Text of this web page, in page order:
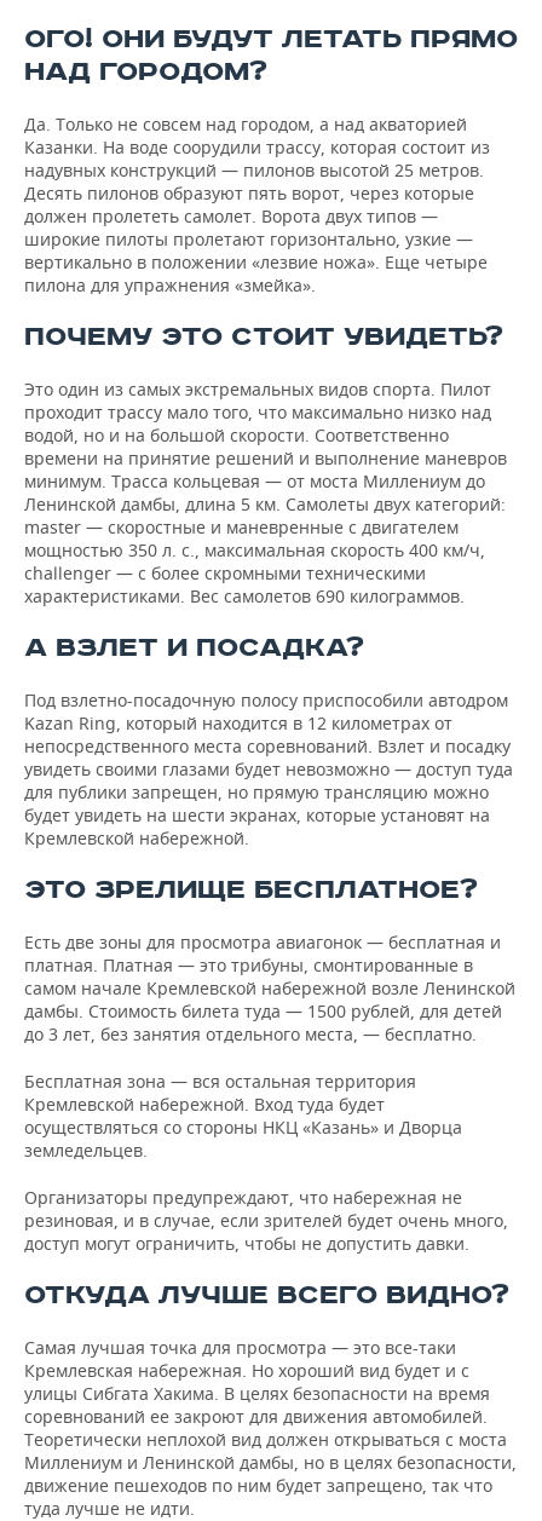
КИБЕРСПОРТ
ВОДНЫЕ ВИДЫ СПОРТА
ХОККЕЙ С МЯЧОМ
КУЛЬТУРА
ОБРАЗОВАНИЕ
ПРОИСШЕСТВИЯ
СПИСОК КОМПАНИЙ
ОГО! ОНИ БУДУТ ЛЕТАТЬ ПРЯМО
НАД ГОРОДОМ?
Да. Только не совсем над городом, а над акваторией
Казанки. На воде соорудили трассу, которая состоит из
надувных конструкций — пилонов высотой 25 метров.
Десять пилонов образуют пять ворот, через которые
должен пролететь самолет. Ворота двух типов —
широкие пилоты пролетают горизонтально, узкие —
вертикально в положении «лезвие ножа». Еще четыре
пилона для упражнения «змейка».
ПОЧЕМУ ЭТО СТОИТ УВИДЕТЬ?
Это один из самых экстремальных видов спорта. Пилот
проходит трассу мало того, что максимально низко над
водой, но и на большой скорости. Соответственно
времени на принятие решений и выполнение маневров
минимум. Трасса кольцевая — от моста Миллениум до
Ленинской дамбы, длина 5 км. Самолеты двух категорий:
master — скоростные и маневренные с двигателем
мощностью 350 л. с., максимальная скорость 400 км/ч,
challenger — с более скромными техническими
характеристиками. Вес самолетов 690 килограммов.
А ВЗЛЕТ И ПОСАДКА?
Под взлетно-посадочную полосу приспособили автодром
Kazan Ring, который находится в 12 километрах от
непосредственного места соревнований. Взлет и посадку
увидеть своими глазами будет невозможно — доступ туда
для публики запрещен, но прямую трансляцию можно
будет увидеть на шести экранах, которые установят на
Кремлевской набережной.
ЭТО ЗРЕЛИЩЕ БЕСПЛАТНОЕ?
Есть две зоны для просмотра авиагонок — бесплатная и
платная. Платная — это трибуны, смонтированные в
самом начале Кремлевской набережной возле Ленинской
дамбы. Стоимость билета туда — 1500 рублей, для детей
до 3 лет, без занятия отдельного места, — бесплатно.
Бесплатная зона — вся остальная территория
Кремлевской набережной. Вход туда будет
осуществляться со стороны НКЦ «Казань» и Дворца
земледельцев.
Организаторы предупреждают, что набережная не
резиновая, и в случае, если зрителей будет очень много,
доступ могут ограничить, чтобы не допустить давки.
ОТКУДА ЛУЧШЕ ВСЕГО ВИДНО?
Самая лучшая точка для просмотра — это все-таки
Кремлевская набережная. Но хороший вид будет и с
улицы Сибгата Хакима. В целях безопасности на время
соревнований ее закроют для движения автомобилей.
Теоретически неплохой вид должен открываться с моста
Миллениум и Ленинской дамбы, но в целях безопасности,
движение пешеходов по ним будет запрещено, так что
туда лучше не идти.